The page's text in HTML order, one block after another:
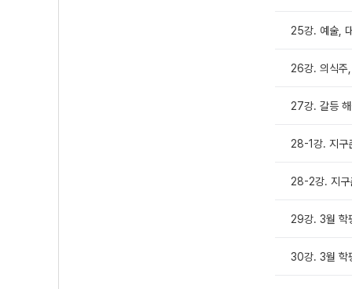
25강. 예술,
26강. 의식주
27강. 갈등
28-1강. 지구
28-2강. 지구
29강. 3월 학
30강. 3월 학